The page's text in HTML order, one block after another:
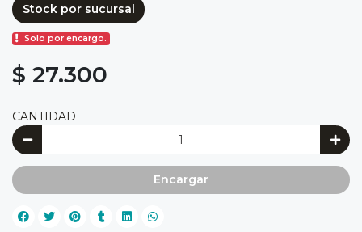
Stock por sucursal
Solo por encargo.
$ 27.300
CANTIDAD
Encargar